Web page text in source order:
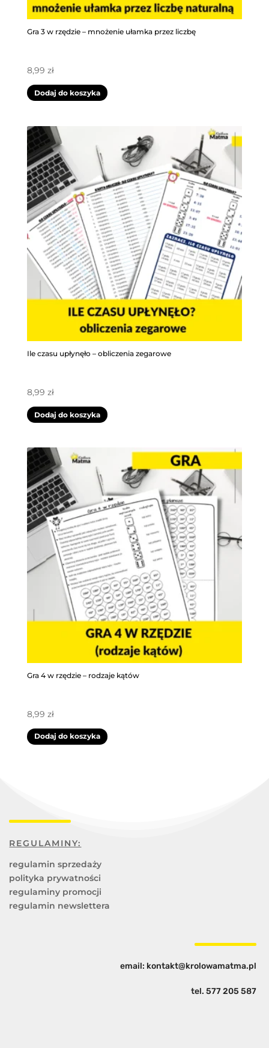
Gra 3 w rzędzie – mnożenie ułamka przez liczbę
8,99 zł
Dodaj do koszyka
Ile czasu upłynęło – obliczenia zegarowe
8,99 zł
Dodaj do koszyka
Gra 4 w rzędzie – rodzaje kątów
8,99 zł
Dodaj do koszyka
REGULAMINY:
regulamin sprzedaży
polityka prywatności
regulaminy promocji
regulamin newslettera
email: kontakt@krolowamatma.pl
tel. 577 205 587